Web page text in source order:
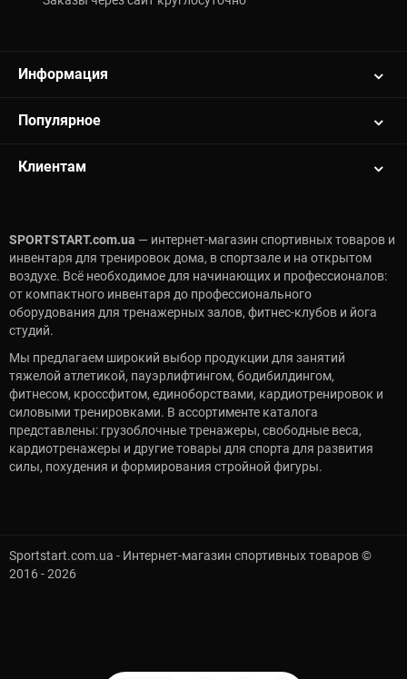
Информация
Популярное
Клиентам
SPORTSTART.com.ua — интернет-магазин спортивных товаров и
инвентаря для тренировок дома, в спортзале и на открытом
воздухе. Всё необходимое для начинающих и профессионалов:
от компактного инвентаря до профессионального
оборудования для тренажерных залов, фитнес-клубов и йога
студий.
Мы предлагаем широкий выбор продукции для занятий
тяжелой атлетикой, пауэрлифтингом, бодибилдингом,
фитнесом, кроссфитом, единоборствами, кардиотренировок и
силовыми тренировками. В ассортименте каталога
представлены: грузоблочные тренажеры, свободные веса,
кардиотренажеры и другие товары для спорта для развития
силы, похудения и формирования стройной фигуры.
Sportstart.com.ua - Интернет-магазин спортивных товаров ©
2016 - 2026